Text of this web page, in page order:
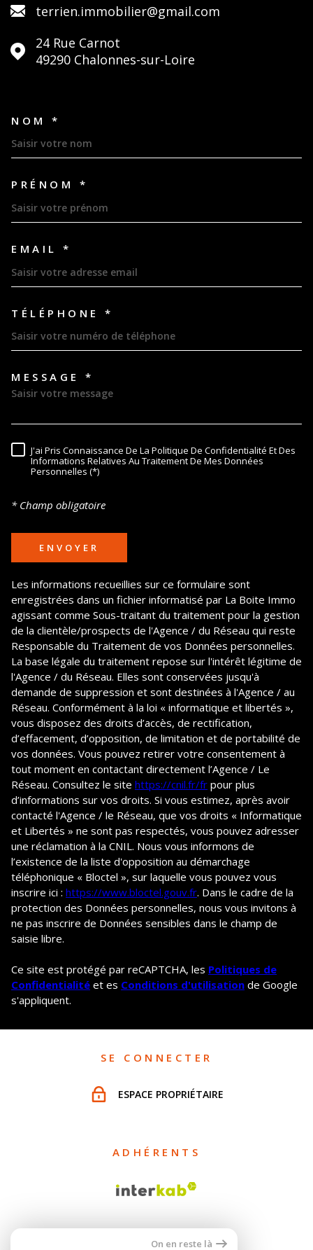
terrien.immobilier@gmail.com
24 Rue Carnot
49290
Chalonnes-sur-Loire
NOM *
PRÉNOM *
EMAIL *
TÉLÉPHONE *
MESSAGE *
RÈGLEMENTATION
J'ai Pris Connaissance De La Politique De Confidentialité Et Des
Informations Relatives Au Traitement De Mes Données
Personnelles (*)
* Champ obligatoire
ENVOYER
Les informations recueillies sur ce formulaire sont
enregistrées dans un fichier informatisé par La Boite Immo
agissant comme Sous-traitant du traitement pour la gestion
de la clientèle/prospects de l'Agence / du Réseau qui reste
Responsable du Traitement de vos Données personnelles.
La base légale du traitement repose sur l'intérêt légitime de
l'Agence / du Réseau. Elles sont conservées jusqu'à
demande de suppression et sont destinées à l'Agence / au
Réseau. Conformément à la loi « informatique et libertés »,
vous disposez des droits d’accès, de rectification,
d’effacement, d’opposition, de limitation et de portabilité de
vos données. Vous pouvez retirer votre consentement à
tout moment en contactant directement l’Agence / Le
Réseau. Consultez le site https://cnil.fr/fr pour plus
d’informations sur vos droits. Si vous estimez, après avoir
contacté l'Agence / le Réseau, que vos droits « Informatique
et Libertés » ne sont pas respectés, vous pouvez adresser
une réclamation à la CNIL. Nous vous informons de
l’existence de la liste d'opposition au démarchage
téléphonique « Bloctel », sur laquelle vous pouvez vous
inscrire ici : https://www.bloctel.gouv.fr. Dans le cadre de la
protection des Données personnelles, nous vous invitons à
ne pas inscrire de Données sensibles dans le champ de
saisie libre.
Ce site est protégé par reCAPTCHA, les Politiques de
Confidentialité et es Conditions d'utilisation de Google
s'appliquent.
SE CONNECTER
ESPACE PROPRIÉTAIRE
ADHÉRENTS
On en reste là